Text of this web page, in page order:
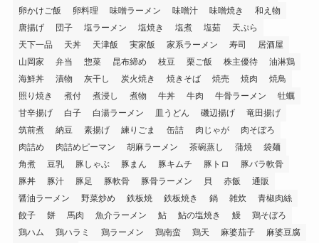
卵かけご飯
卵料理 味噌ラーメン 味噌汁 味噌焼き
和え物
唐揚げ
団子 塩ラーメン 塩焼き 塩煮 塩茹
天ぷら
天下一品
天丼 天津飯 実家飯 家系ラーメン 寿司
居酒屋
山岡家
弁当 惣菜 昆布締め 枝豆 栗ご飯 株主優待
油淋鶏
海鮮丼
漬物 灰干し 炭火焼き 焼きそば 焼売 焼肉
焼鳥
照り焼き
煮付 煮浸し 煮物 牛丼 牛肉 牛骨ラーメン
牡蠣
甘辛揚げ
白子 白湯ラーメン 皿うどん 磯辺揚げ
竜田揚げ
筑前煮
納豆 素揚げ 練りごま 缶詰 肉じゃが
肉そぼろ
肉詰め
肉詰めピーマン 胡麻ラーメン 茶碗蒸し 蒲焼
袋麺
角煮
豆乳 豚しゃぶ 豚まん 豚キムチ 豚トロ
豚バラ軟骨
豚丼
豚汁 豚足 豚軟骨 豚骨ラーメン 貝 赤飯
通販
醤油ラーメン
野菜炒め 鉄板焼 鉄板焼き 鍋 雑炊
青椒肉絲
餃子
餅 馬肉 魚介ラーメン 鮎 鮎の塩焼き 鰻
鶏そぼろ
鶏ハム
鶏ハラミ 鶏ラーメン 鶏南蛮 鶏天 麻婆茄子
麻婆豆腐